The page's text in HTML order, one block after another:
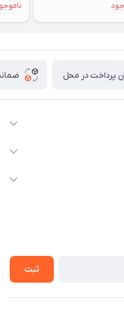
پرداخت در محل
ثبت